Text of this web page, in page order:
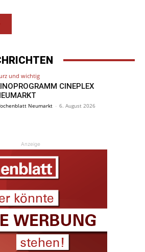
und wichtig
CINEPLEX
Neumarkt - 6. August 2026
Anzeige